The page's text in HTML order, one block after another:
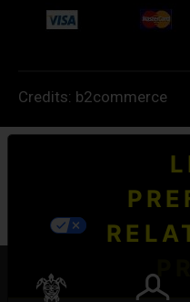
Credits: b2commerce